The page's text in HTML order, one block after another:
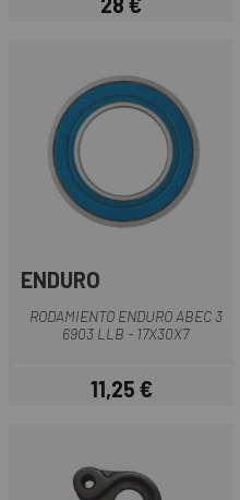
Precio
ENDURO
RODAMIENTO ENDURO ABEC 3
6903 LLB - 17X30X7
Precio
11,25 €